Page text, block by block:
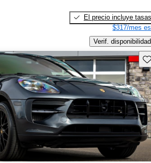
El precio incluye tasas
$317/mes
Verif. disponibilidad